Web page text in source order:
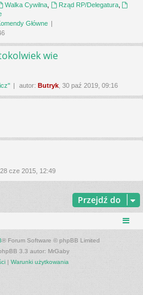
Walka Cywilna, Rząd RP/Delegatura,
Główne
wie
autor: Butryk , 30 paź 2019, 09:16
, 28 cze 2015, 12:49
Przejdź do
® Forum Software © phpBB Limited
3.3 autor: MrGaby
| Warunki użytkowania